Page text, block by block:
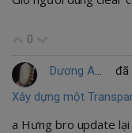
0
Dương Anh Tuấn
đã
a Hưng bro update lại